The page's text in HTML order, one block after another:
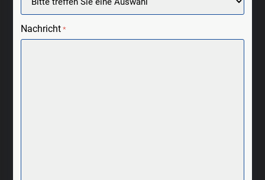
Nachricht *